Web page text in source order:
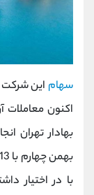
سهام
اکنون معاملات
بهادار تهران
بهمن چهارم با 13 و شرکت سرمایه گذاری تامین اجتماعی (